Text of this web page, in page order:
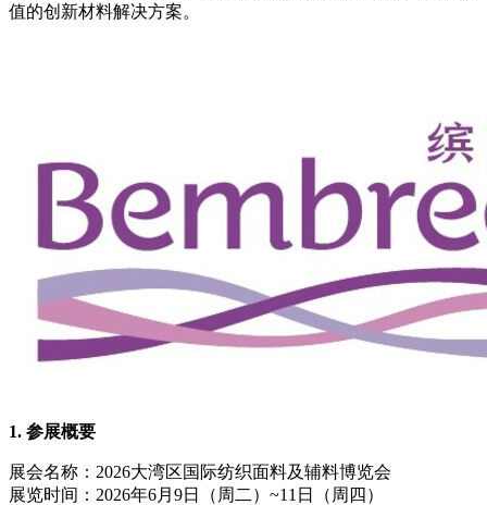
值的创新材料解决方案。
1. 参展概要
展会名称：2026大湾区国际纺织面料及辅料博览会
展览时间：2026年6月9日（周二）~11日（周四）